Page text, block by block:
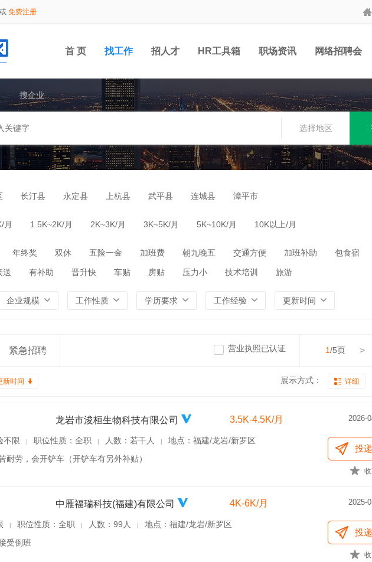
或 免费注册
首 页 找工作 招人才 HR工具箱 职场资讯 网络招聘会
搜企业
选择地区
长汀县 永定县 上杭县 武平县 连城县 漳平市
月 1.5K~2K/月 2K~3K/月 3K~5K/月 5K~10K/月 10K以上/月
年终奖 双休 五险一金 加班费 朝九晚五 交通方便 加班补助 包食宿
送 有补助 晋升快 车贴 房贴 压力小 技术培训 旅游
企业规模 工作性质 学历要求 工作经验 更新时间
紧急招聘 营业执照已认证 >
1/5页
新时间 展示方式： 详细
龙岩市浚桓生物科技有限公司 3.5K-4.5K/月 2026-
不限 | 职位性质：全职 | 人数：若干人 |
地点：福建/龙岩/新罗区
耐劳，会开铲车（开铲车有另外补贴）
投
中雁福瑞科技(福建)有限公司 4K-6K/月 2025-
| 职位性质：全职 | 人数：99人 |
地点：福建/龙岩/新罗区
受倒班
投